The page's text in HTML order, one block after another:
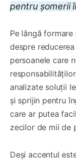
pentru șomerii
Pe lângă
despre
persoanele care
analizate soluții
și sprijin pentru
care ar putea
zecilor de mii de
Deși accentul